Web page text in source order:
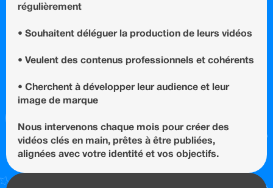
régulièrement
• Souhaitent déléguer la production de leurs vidéos
• Veulent des contenus professionnels et cohérents
• Cherchent à développer leur audience et leur
image de marque
Nous intervenons chaque mois pour créer des
vidéos clés en main, prêtes à être publiées,
alignées avec votre identité et vos objectifs.